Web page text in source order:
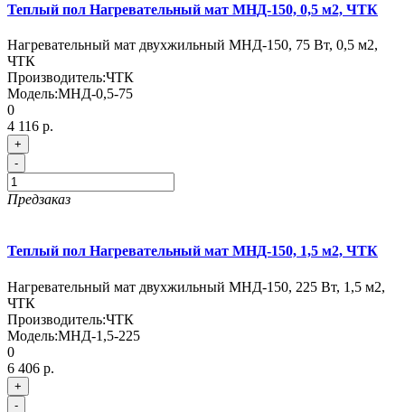
Теплый пол Нагревательный мат МНД-150, 0,5 м2, ЧТК
Нагревательный мат двухжильный МНД-150, 75 Вт, 0,5 м2,
ЧТК
Производитель:ЧТК
Модель:МНД-0,5-75
0
4 116 р.
+
-
Предзаказ
Теплый пол Нагревательный мат МНД-150, 1,5 м2, ЧТК
Нагревательный мат двухжильный МНД-150, 225 Вт, 1,5 м2,
ЧТК
Производитель:ЧТК
Модель:МНД-1,5-225
0
6 406 р.
+
-